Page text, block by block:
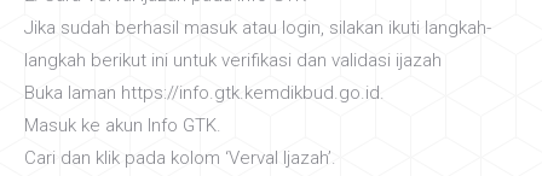
Jika sudah berhasil masuk atau login, silakan ikuti langkah-
langkah berikut ini untuk verifikasi dan validasi ijazah
Buka laman https://info.gtk.kemdikbud.go.id.
Masuk ke akun Info GTK.
Cari dan klik pada kolom ‘Verval Ijazah’.